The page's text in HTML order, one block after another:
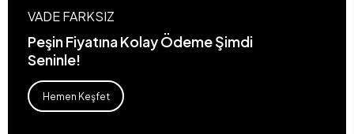
VADE FARKSIZ
Peşin Fiyatına Kolay Ödeme Şimdi
Seninle!
Hemen Keşfet